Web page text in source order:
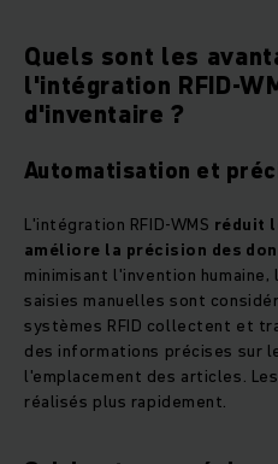
Quels sont les
l'intégration RFID-
d'inventaire ?
Automatisation et
L'intégration RFID-WMS réduit
améliore la précision des
minimisant l'invention
saisies manuelles sont
systèmes RFID collectent et
des informations précises sur
l'emplacement des articles.
réalisés plus rapidement.